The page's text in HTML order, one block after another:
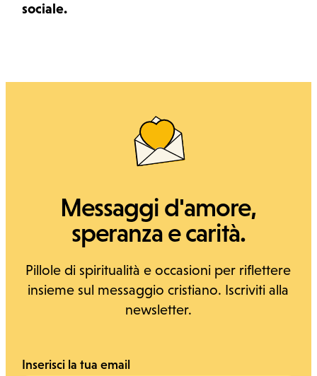
sociale.
Messaggi d'amore,
speranza e carità.
Pillole di spiritualità e occasioni per riflettere
insieme sul messaggio cristiano. Iscriviti alla
newsletter.
Inserisci la tua email